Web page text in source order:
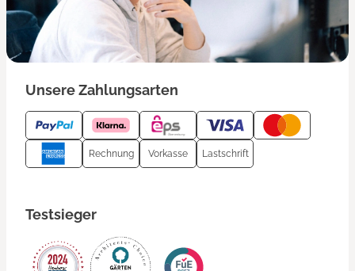
Unsere Zahlungsarten
Rechnung Vorkasse Lastschrift
Testsieger